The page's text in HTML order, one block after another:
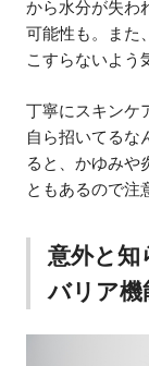
から水分が失わ
可能性も。また
こすらないよう
丁寧にスキンケ
自ら招いてる
ると、かゆみや
ともあるので注
意外と知
バリア機